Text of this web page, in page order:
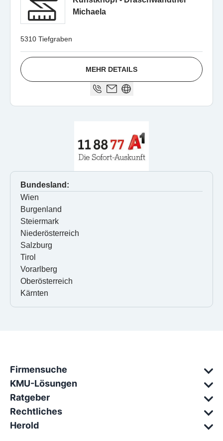
Michaela
5310 Tiefgraben
MEHR DETAILS
Bundesland:
Wien
Burgenland
Steiermark
Niederösterreich
Salzburg
Tirol
Vorarlberg
Oberösterreich
Kärnten
Firmensuche
KMU-Lösungen
Ratgeber
Rechtliches
Herold